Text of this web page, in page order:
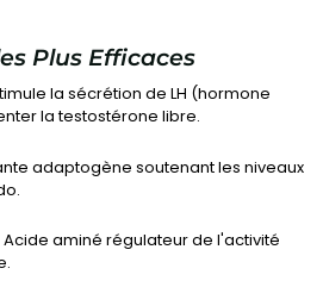
Plus Efficaces
la sécrétion de LH (hormone
la testostérone libre.
adaptogène soutenant les niveaux
aminé régulateur de l'activité